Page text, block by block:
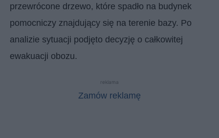
przewrócone drzewo, które spadło na budynek
pomocniczy znajdujący się na terenie bazy. Po
analizie sytuacji podjęto decyzję o całkowitej
ewakuacji obozu.
reklama
Zamów reklamę